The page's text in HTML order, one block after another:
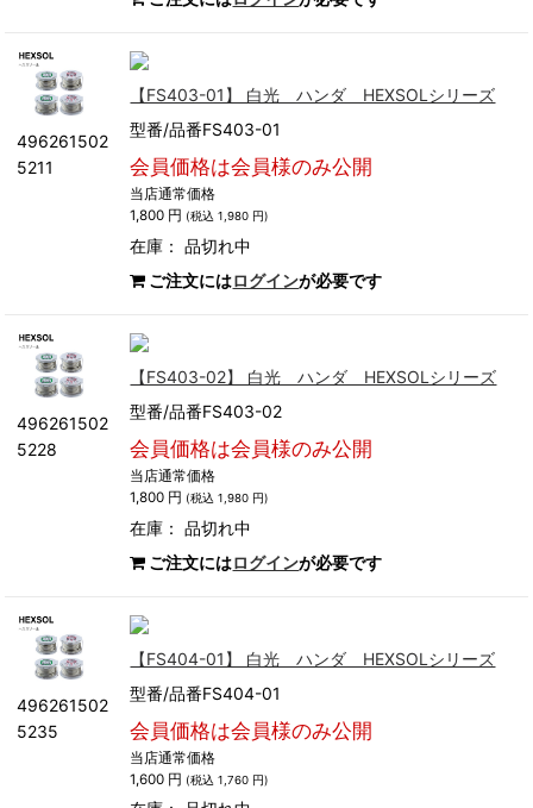
496261502
5211
【FS403-01】 白光 ハンダ HEXSOLシリーズ
型番/品番FS403-01
会員価格は会員様のみ公開
当店通常価格
1,800 円 (税込 1,980 円)
在庫：品切れ中
ご注文にはログインが必要です
496261502
5228
【FS403-02】 白光 ハンダ HEXSOLシリーズ
型番/品番FS403-02
会員価格は会員様のみ公開
当店通常価格
1,800 円 (税込 1,980 円)
在庫：品切れ中
ご注文にはログインが必要です
496261502
5235
【FS404-01】 白光 ハンダ HEXSOLシリーズ
型番/品番FS404-01
会員価格は会員様のみ公開
当店通常価格
1,600 円 (税込 1,760 円)